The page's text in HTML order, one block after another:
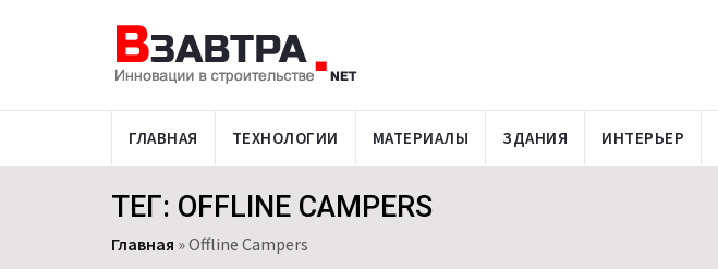
ГЛАВНАЯ ТЕХНОЛОГИИ МАТЕРИАЛЫ ЗДАНИЯ ИНТЕРЬЕР
ТЕГ: OFFLINE CAMPERS
Главная »Offline Campers